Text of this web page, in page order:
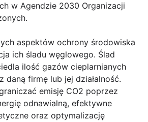
w Agendzie 2030 Organizacji
aspektów ochrony środowiska
ich śladu węglowego. Ślad
ilość gazów cieplarnianych
daną firmę lub jej działalność.
emisję CO2 poprzez
odnawialną, efektywne
oraz optymalizację